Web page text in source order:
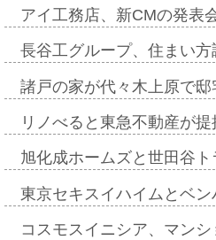
アイ工務店、新CMの発表
長谷工グループ、住まい
諸戸の家が代々木上原で
リノべると東急不動産が
旭化成ホームズと世田谷
東京セキスイハイムとベ
コスモスイニシア、マン